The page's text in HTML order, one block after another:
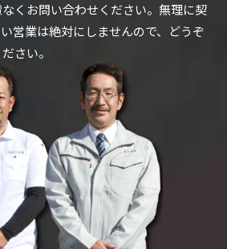
くお問い合わせください。無理に契
営業は絶対にしませんので、どうぞ
さい。